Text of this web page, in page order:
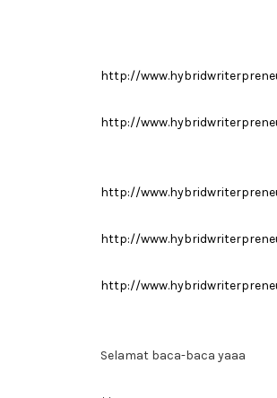
http://
http://
http://
http://
http://
Selamat baca-baca yaaa